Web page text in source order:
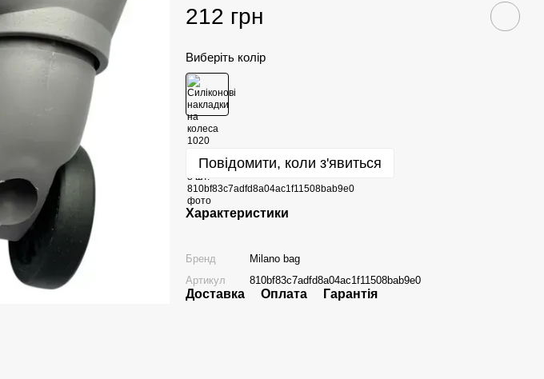
212 грн
Виберіть колір
Повідомити, коли з'явиться
Характеристики
Бренд
Milano bag
Артикул
810bf83c7adfd8a04ac1f11508bab9e0
Доставка Оплата Гарантія